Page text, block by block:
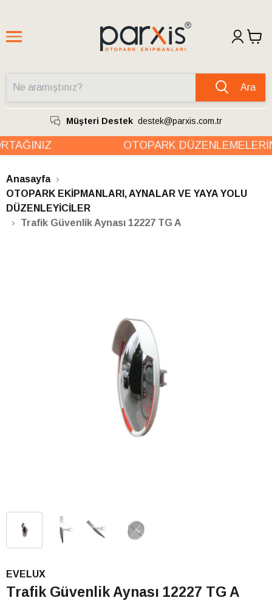
Ara
Müşteri Destek destek@parxis.com.tr
OTOPARK
Anasayfa
OTOPARK EKİPMANLARI, AYNALAR VE YAYA YOLU
DÜZENLEYİCİLER
Trafik Güvenlik Aynası 12227 TG A
EVELUX
Trafik Güvenlik Aynası 12227 TG A